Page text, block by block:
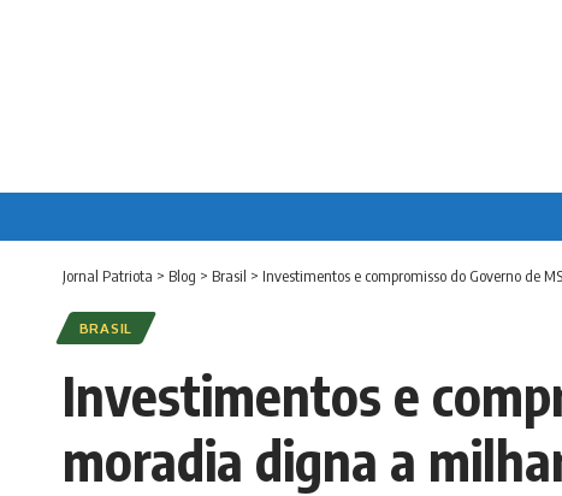
Jornal Patriota > Blog > Brasil > Investimentos e compromisso do Governo de
BRASIL
Investimentos e
moradia digna a